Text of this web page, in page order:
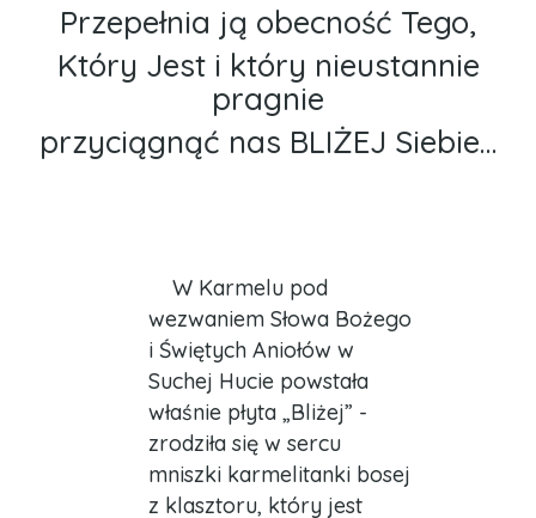
Przepełnia ją obecność Tego,
Który Jest i który nieustannie
pragnie
przyciągnąć nas BLIŻEJ Siebie…
W Karmelu pod
wezwaniem Słowa Bożego
i Świętych Aniołów w
Suchej Hucie powstała
właśnie płyta „Bliżej” -
zrodziła się w sercu
mniszki karmelitanki bosej
z klasztoru, który jest